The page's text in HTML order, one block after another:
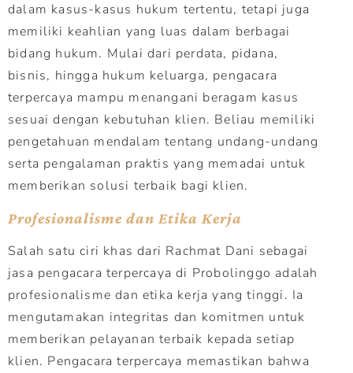
dalam kasus-kasus hukum tertentu, tetapi juga
memiliki keahlian yang luas dalam berbagai
bidang hukum. Mulai dari perdata, pidana,
bisnis, hingga hukum keluarga, pengacara
terpercaya mampu menangani beragam kasus
sesuai dengan kebutuhan klien. Beliau memiliki
pengetahuan mendalam tentang undang-undang
serta pengalaman praktis yang memadai untuk
memberikan solusi terbaik bagi klien.
Profesionalisme dan Etika Kerja
Salah satu ciri khas dari Rachmat Dani sebagai
jasa pengacara terpercaya di Probolinggo adalah
profesionalisme dan etika kerja yang tinggi. Ia
mengutamakan integritas dan komitmen untuk
memberikan pelayanan terbaik kepada setiap
klien. Pengacara terpercaya memastikan bahwa